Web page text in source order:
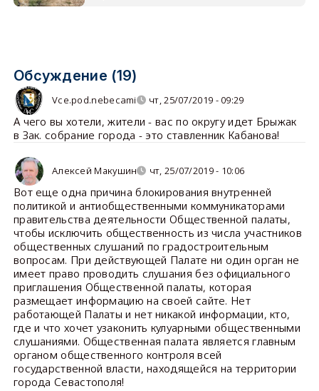
Обсуждение (19)
Vce.pod.nebecami чт, 25/07/2019 - 09:29
А чего вы хотели, жители - вас по округу идет Брыжак
в Зак. собрание города - это ставленник Кабанова!
Алексей Макушин чт, 25/07/2019 - 10:06
Вот еще одна причина блокирования внутренней
политикой и антиобщественными коммуникаторами
правительства деятельности Общественной палаты,
чтобы исключить общественность из числа участников
общественных слушаний по градостроительным
вопросам. При действующей Палате ни один орган не
имеет право проводить слушания без официального
приглашения Общественной палаты, которая
размещает информацию на своей сайте. Нет
работающей Палаты и нет никакой информации, кто,
где и что хочет узаконить кулуарными общественными
слушаниями. Общественная палата является главным
органом общественного контроля всей
государственной власти, находящейся на территории
города Севастополя!